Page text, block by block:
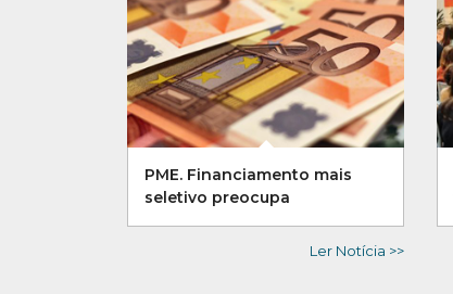
PME. Financiamento mais
seletivo preocupa
Ler Notícia >>